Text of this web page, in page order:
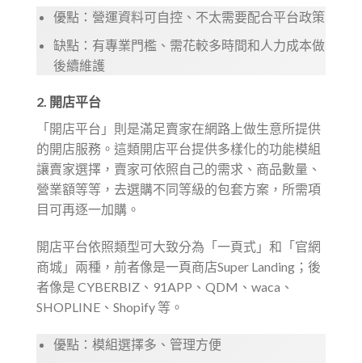
優點：營運資料可自控、不太需要配合平台政策
缺點：有專業門檻、需花較多時間和人力成本做
後續維護
2. 開店平台
「開店平台」則是滿足賣家在網路上做生意所提供
的開店服務。這類開店平台提供多樣化的功能模組
讓賣家選擇，賣家可依照自己的需求、商品數量、
營業額等等，去選購不同等級的包套方案，所需項
目可再逐一加購。
開店平台依照類型可大致分為「一頁式」和「官網
商城」兩種，前者像是一頁商店Super Landing；後
者像是 CYBERBIZ、91APP、QDM、waca、
SHOPLINE、Shopify 等。
優點：模組選擇多、管理方便